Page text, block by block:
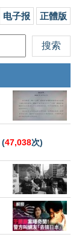
电子报 正體版
(47,038次)